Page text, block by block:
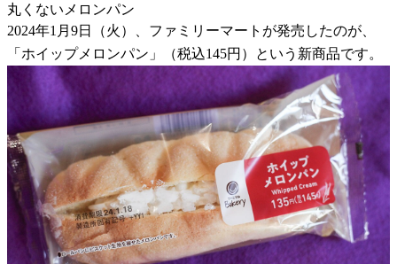
丸くないメロンパン
2024年1月9日（火）、ファミリーマートが発売したのが、
「ホイップメロンパン」（税込145円）という新商品です。